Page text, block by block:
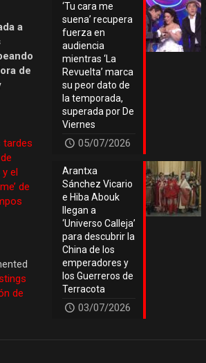
a
de
tardes
el
de
de
‘Tu cara me
suena’ recupera
fuerza en
audiencia
mientras ‘La
Revuelta’ marca
su peor dato de
la temporada,
superada por De
Viernes
05/07/2026
Arantxa
Sánchez Vicario
e Hiba Abouk
llegan a
‘Universo Calleja’
para descubrir la
China de los
emperadores y
los Guerreros de
Terracota
03/07/2026